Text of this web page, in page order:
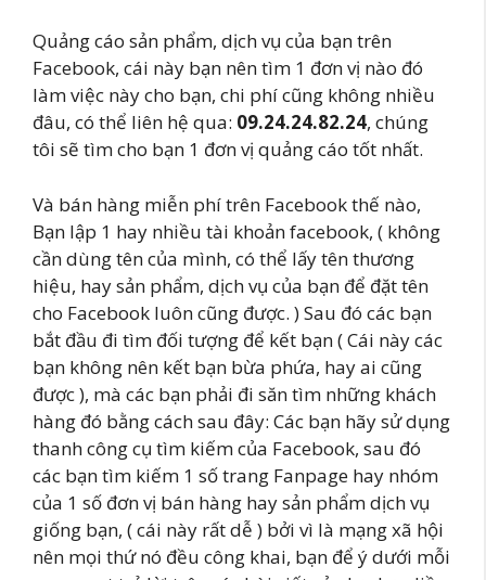
Quảng cáo sản phẩm, dịch vụ của bạn trên
Facebook, cái này bạn nên tìm 1 đơn vị nào đó
làm việc này cho bạn, chi phí cũng không nhiều
đâu, có thể liên hệ qua: 09.24.24.82.24, chúng
tôi sẽ tìm cho bạn 1 đơn vị quảng cáo tốt nhất.
Và bán hàng miễn phí trên Facebook thế nào,
Bạn lập 1 hay nhiều tài khoản facebook, ( không
cần dùng tên của mình, có thể lấy tên thương
hiệu, hay sản phẩm, dịch vụ của bạn để đặt tên
cho Facebook luôn cũng được. ) Sau đó các bạn
bắt đầu đi tìm đối tượng để kết bạn ( Cái này các
bạn không nên kết bạn bừa phứa, hay ai cũng
được ), mà các bạn phải đi săn tìm những khách
hàng đó bằng cách sau đây: Các bạn hãy sử dụng
thanh công cụ tìm kiếm của Facebook, sau đó
các bạn tìm kiếm 1 số trang Fanpage hay nhóm
của 1 số đơn vị bán hàng hay sản phẩm dịch vụ
giống bạn, ( cái này rất dễ ) bởi vì là mạng xã hội
nên mọi thứ nó đều công khai, bạn để ý dưới mỗi